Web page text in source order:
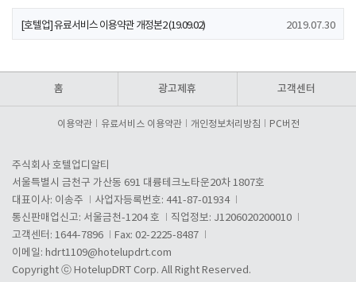
[호텔업] 유료서비스 이용약관 개정본2 (19.09.02) 2019.07.30
홈 광고제휴 고객센터
이용약관 유료서비스 이용약관 개인정보처리방침 PC버전
주식회사 호텔업디알티
서울특별시 금천구 가산동 691 대륭테크노타운20차 1807호
대표이사: 이송주
사업자등록번호: 441-87-01934
통신판매업신고: 서울금천-1204 호
직업정보: J1206020200010
고객센터: 1644-7896
Fax: 02-2225-8487
이메일: hdrt1109@hotelupdrt.com
Copyright ⓒ HotelupDRT Corp. All Right Reserved.